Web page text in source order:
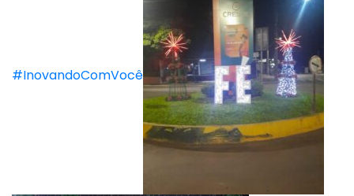
#InovandoComVocê